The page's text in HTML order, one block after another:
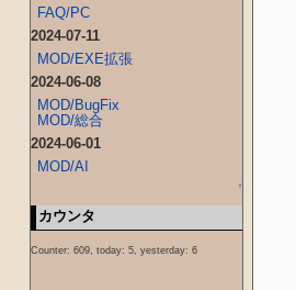
FAQ/PC
2024-07-11
MOD/EXE拡張
2024-06-08
MOD/BugFix
MOD/総合
2024-06-01
MOD/AI
↑
カウンタ
Counter: 609, today: 5, yesterday: 6